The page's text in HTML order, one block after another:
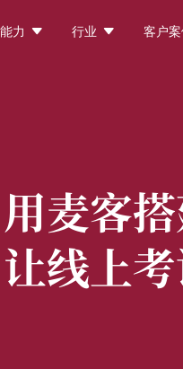
能力  行业  客户案
用麦客
线上